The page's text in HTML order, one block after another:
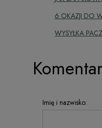
6 OKAZJI DO
WYSYŁKA
Imię i nazwisko: